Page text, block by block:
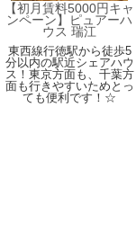
【初月賃料5000円キャ
ンペーン】ピュアーハ
ウス 瑞江
東西線行徳駅から徒歩5
分以内の駅近シェアハウ
ス！東京方面も、千葉方
面も行きやすいためとっ
ても便利です！☆